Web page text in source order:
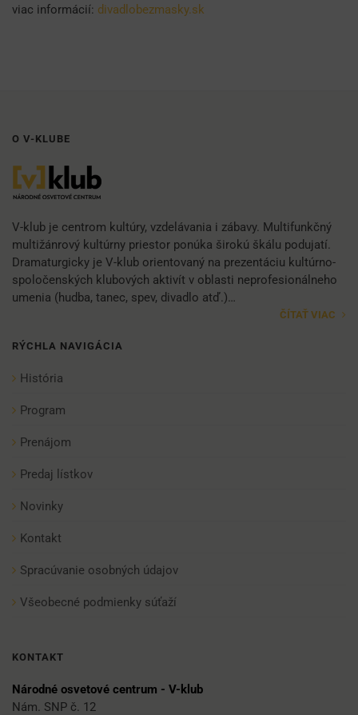
viac informácií: divadlobezmasky.sk
O V-KLUBE
V-klub je centrom kultúry, vzdelávania i zábavy. Multifunkčný
multižánrový kultúrny priestor ponúka širokú škálu podujatí.
Dramaturgicky je V-klub orientovaný na prezentáciu kultúrno-
spoločenských klubových aktivít v oblasti neprofesionálneho
umenia (hudba, tanec, spev, divadlo atď.)…
ČÍTAŤ VIAC
RÝCHLA NAVIGÁCIA
História
Program
Prenájom
Predaj lístkov
Novinky
Kontakt
Spracúvanie osobných údajov
Všeobecné podmienky súťaží
KONTAKT
Národné osvetové centrum - V-klub
Nám. SNP č. 12